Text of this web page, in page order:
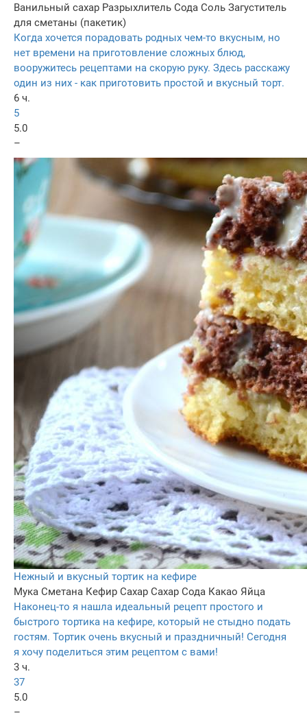
Ванильный сахар Разрыхлитель Сода Соль Загуститель
для сметаны (пакетик)
Когда хочется порадовать родных чем-то вкусным, но
нет времени на приготовление сложных блюд,
вооружитесь рецептами на скорую руку. Здесь расскажу
один из них - как приготовить простой и вкусный торт.
6 ч.
5
5.0
–
Нежный и вкусный тортик на кефире
Мука Сметана Кефир Сахар Сахар Сода Какао Яйца
Наконец-то я нашла идеальный рецепт простого и
быстрого тортика на кефире, который не стыдно подать
гостям. Тортик очень вкусный и праздничный! Сегодня
я хочу поделиться этим рецептом с вами!
3 ч.
37
5.0